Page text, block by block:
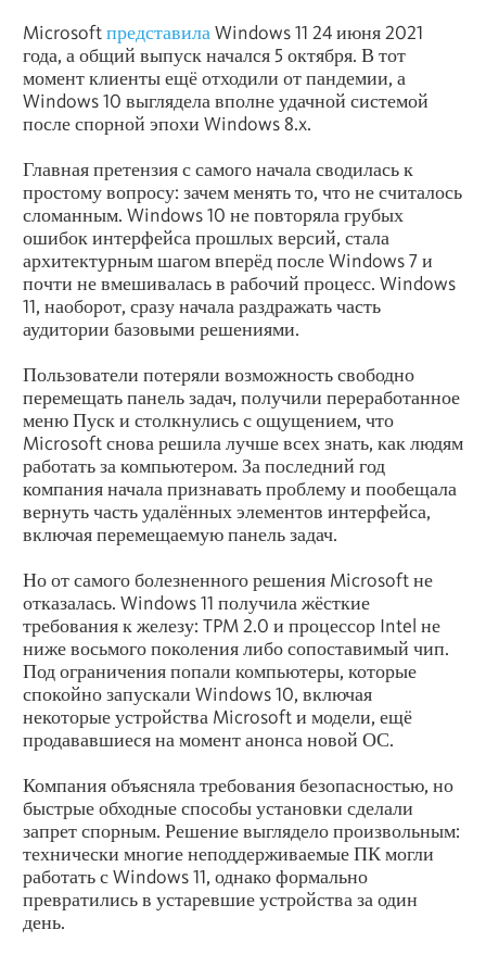
MicrosoftпредставилаWindows 11 24 июня 2021
года, а общий выпуск начался 5 октября. В тот
момент клиенты ещё отходили от пандемии, а
Windows 10 выглядела вполне удачной системой
после спорной эпохи Windows 8.x.
Главная претензия с самого начала сводилась к
простому вопросу: зачем менять то, что не считалось
сломанным. Windows 10 не повторяла грубых
ошибок интерфейса прошлых версий, стала
архитектурным шагом вперёд после Windows 7 и
почти не вмешивалась в рабочий процесс. Windows
11, наоборот, сразу начала раздражать часть
аудитории базовыми решениями.
Пользователи потеряли возможность свободно
перемещать панель задач, получили переработанное
меню Пуск и столкнулись с ощущением, что
Microsoft снова решила лучше всех знать, как людям
работать за компьютером. За последний год
компания начала признавать проблему и пообещала
вернуть часть удалённых элементов интерфейса,
включая перемещаемую панель задач.
Но от самого болезненного решения Microsoft не
отказалась. Windows 11 получила жёсткие
требования к железу: TPM 2.0 и процессор Intel не
ниже восьмого поколения либо сопоставимый чип.
Под ограничения попали компьютеры, которые
спокойно запускали Windows 10, включая
некоторые устройства Microsoft и модели, ещё
продававшиеся на момент анонса новой ОС.
Компания объясняла требования безопасностью, но
быстрые обходные способы установки сделали
запрет спорным. Решение выглядело произвольным:
технически многие неподдерживаемые ПК могли
работать с Windows 11, однако формально
превратились в устаревшие устройства за один
день.